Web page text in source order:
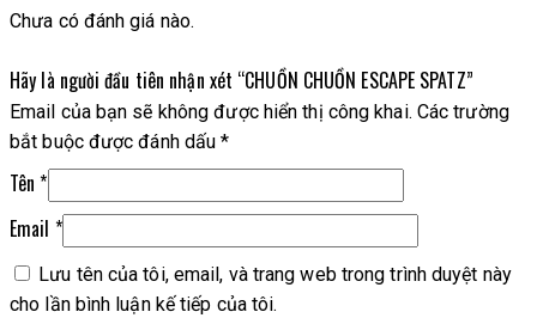
Chưa có đánh giá nào.
Hãy là người đầu tiên nhận xét “CHUỒN CHUỒN ESCAPE SPATZ”
Email của bạn sẽ không được hiển thị công khai. Các trường
bắt buộc được đánh dấu*
Tên*
Email *
Lưu tên của tôi, email, và trang web trong trình duyệt này
cho lần bình luận kế tiếp của tôi.